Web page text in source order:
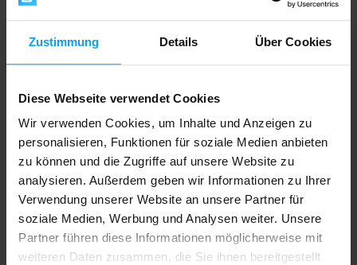
Zustimmung Details Über Cookies
Diese Webseite verwendet Cookies
Wir verwenden Cookies, um Inhalte und Anzeigen zu
personalisieren, Funktionen für soziale Medien anbieten
zu können und die Zugriffe auf unsere Website zu
analysieren. Außerdem geben wir Informationen zu Ihrer
Verwendung unserer Website an unsere Partner für
soziale Medien, Werbung und Analysen weiter. Unsere
Partner führen diese Informationen möglicherweise mit
weiteren Daten zusammen, die Sie ihnen bereitgestellt
AUF LAGER
Über 3000 Produkte auf Lager
1.000.000+ Kunden
Professionelle Kundenbetreuung